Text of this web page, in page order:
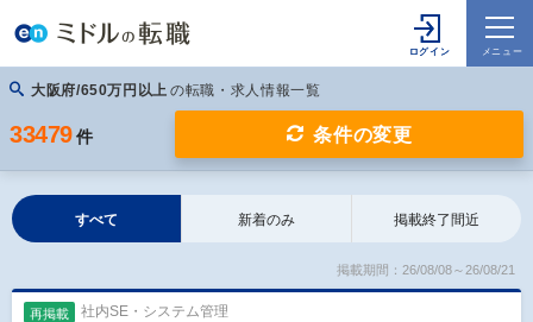
大阪府/650万円以上 の転職・求人情報一覧
33479 件 条件の変更
すべて 新着のみ 掲載終了間近
掲載期間：26/08/08～26/08/21
再掲載 社内SE・システム管理